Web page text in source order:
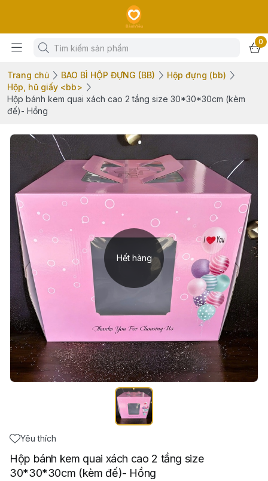
0
Trang chủ BAO BÌ HỘP ĐỰNG (BB)
Hộp đựng (bb)
Hộp, hũ giấy <bb>
Hộp bánh kem quai xách cao 2 tầng size 30*30*30cm (kèm
đế)- Hồng
Hết hàng
Yêu thích
Hộp bánh kem quai xách cao 2 tầng size
30*30*30cm (kèm đế)- Hồng